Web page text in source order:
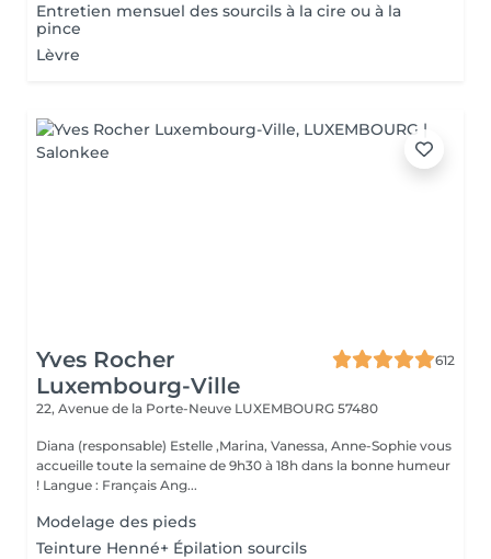
Entretien mensuel des sourcils à la cire ou à la
pince
Lèvre
Yves Rocher
Luxembourg-Ville
612
22, Avenue de la Porte-Neuve LUXEMBOURG 57480
Diana (responsable) Estelle ,Marina, Vanessa, Anne-Sophie vous
accueille toute la semaine de 9h30 à 18h dans la bonne humeur
! Langue : Français Ang...
Modelage des pieds
Teinture Henné+ Épilation sourcils